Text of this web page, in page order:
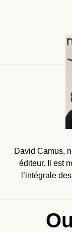
David Camus,
éditeur. Il est
l’intégrale